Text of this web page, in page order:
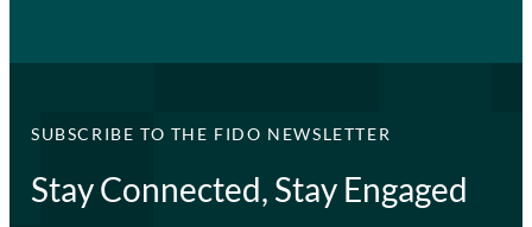
SUBSCRIBE TO THE FIDO NEWSLETTER
Stay Connected, Stay Engaged